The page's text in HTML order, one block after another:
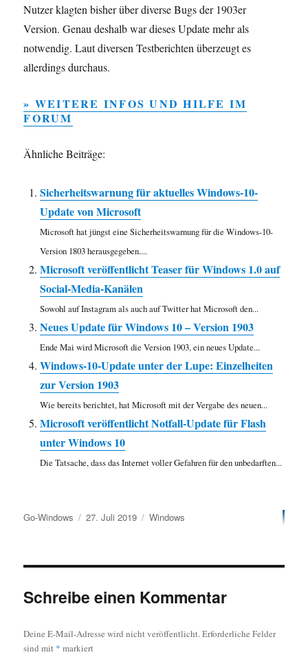
Nutzer klagten bisher über diverse Bugs der 1903er
Version. Genau deshalb war dieses Update mehr als
notwendig. Laut diversen Testberichten überzeugt es
allerdings durchaus.
» WEITERE INFOS UND HILFE IM
FORUM
Ähnliche Beiträge:
Sicherheitswarnung für aktuelles Windows-10-
Update von Microsoft
Microsoft hat jüngst eine Sicherheitswarnung für die Windows-10-
Version 1803 herausgegeben....
Microsoft veröffentlicht Teaser für Windows 1.0 auf
Social-Media-Kanälen
Sowohl auf Instagram als auch auf Twitter hat Microsoft den...
Neues Update für Windows 10 – Version 1903
Ende Mai wird Microsoft die Version 1903, ein neues Update...
Windows-10-Update unter der Lupe: Einzelheiten
zur Version 1903
Wie bereits berichtet, hat Microsoft mit der Vergabe des neuen...
Microsoft veröffentlicht Notfall-Update für Flash
unter Windows 10
Die Tatsache, dass das Internet voller Gefahren für den unbedarften...
Autor
Go-Windows
Veröffentlicht
27. Juli 2019 Kategorien
Windows
Schreibe einen Kommentar
Deine E-Mail-Adresse wird nicht veröffentlicht.Erforderliche Felder
sind mit * markiert